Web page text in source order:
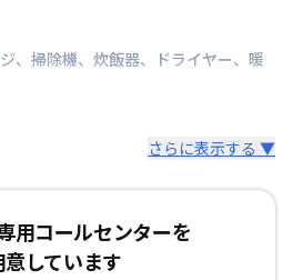
場あり。
、 掃除機、 炊飯器、 ドライヤー、 暖
さらに表示する ▼
用コールセンターを
意しています